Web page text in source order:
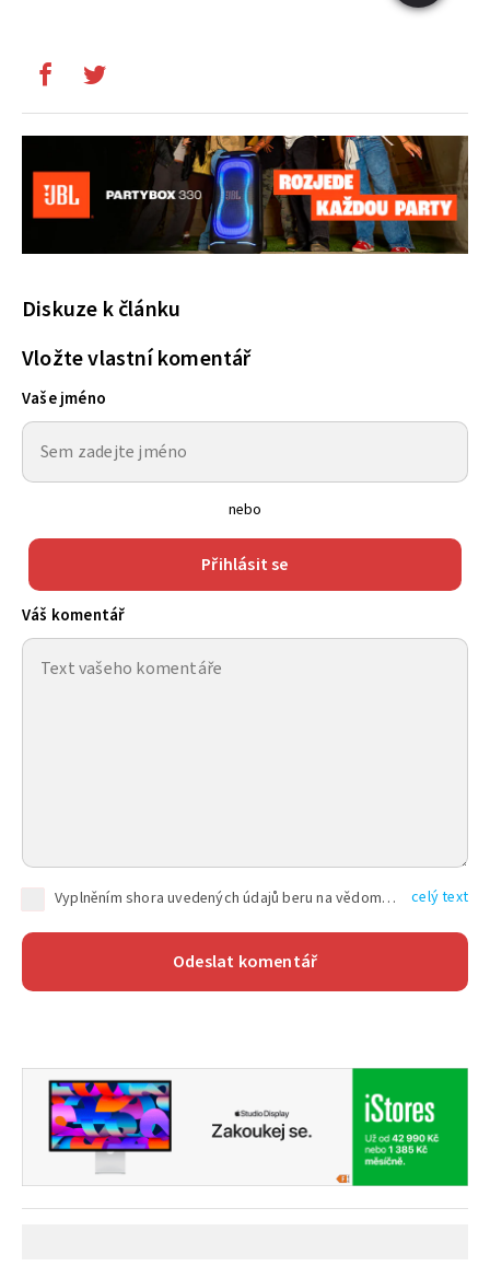
Diskuze k článku
Vložte vlastní komentář
Vaše jméno
nebo
Přihlásit se
Váš komentář
Vyplněním shora uvedených údajů beru na vědomí, že společnost TEXT FACTORY s.r.o., sídlem Brno, Durďákova 336/29, Černá Pole, PSČ: 613 00, IČ: 06157831, zapsané u Krajského soudu v Brně, oddíl C, vložka 100399, bude zpracovávat mé osobní údaje uvedené v rámci mnou vyplněného registračního formuláře na základě oprávněných zájmů TEXT FACTORY s.r.o. dle čl. 6 odst. 1 písm. f) GDPR a pro splnění právních povinností (čl. 6 odst. 1 písm. c) GDPR), a to pro tyto účely: nezbytnost zajistit oprávnění návštěvníka webových stránek provozovaných společností TEXT FACTORY s.r.o. přispívat aktivně ke zveřejněným článkům nebo v rámci diskusních fór a výkon práv TEXT FACTORY s.r.o. jako administrátora těchto diskusních fór. Více informací o zpracování osobních údajů a právech lze nalézt v celý text